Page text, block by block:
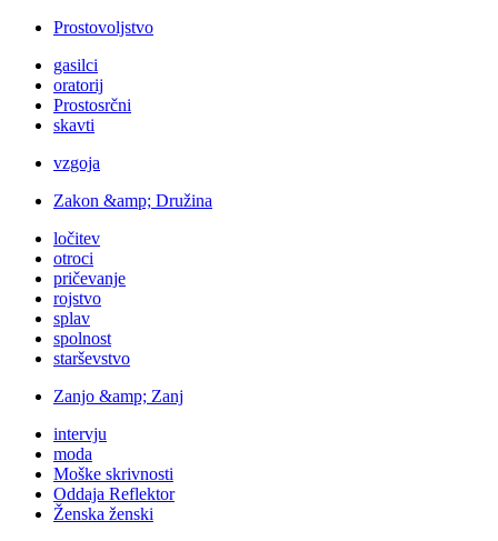
Prostovoljstvo
gasilci
oratorij
Prostosrčni
skavti
vzgoja
Zakon &amp; Družina
ločitev
otroci
pričevanje
rojstvo
splav
spolnost
starševstvo
Zanjo &amp; Zanj
intervju
moda
Moške skrivnosti
Oddaja Reflektor
Ženska ženski